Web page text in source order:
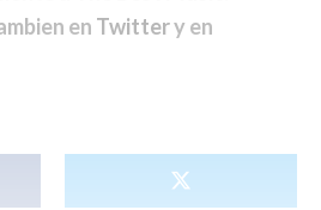
en Twittery en